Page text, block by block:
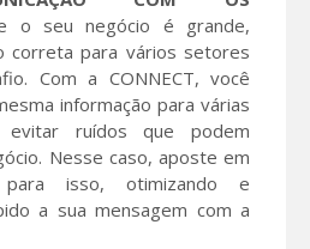
o seu negócio é grande,
correta para vários setores
Com a CONNECT, você
informação para várias
ruídos que podem
Nesse caso, aposte em
isso, otimizando e
a sua mensagem com a